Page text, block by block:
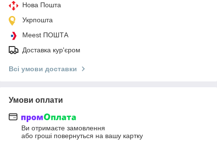
Нова Пошта
Укрпошта
Meest ПОШТА
Доставка кур'єром
Всі умови доставки
Умови оплати
Ви отримаєте замовлення
або гроші повернуться на вашу картку